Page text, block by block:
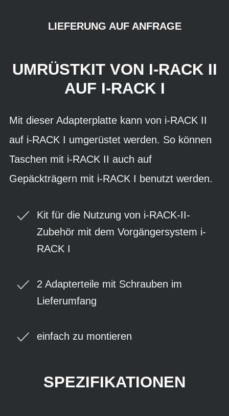
LIEFERUNG AUF ANFRAGE
UMRÜSTKIT VON I-RACK II
AUF I-RACK I
Mit dieser Adapterplatte kann von i-RACK II
auf i-RACK I umgerüstet werden. So können
Taschen mit i-RACK II auch auf
Gepäckträgern mit i-RACK I benutzt werden.
Kit für die Nutzung von i-RACK-II-
Zubehör mit dem Vorgängersystem i-
RACK I
2 Adapterteile mit Schrauben im
Lieferumfang
einfach zu montieren
SPEZIFIKATIONEN